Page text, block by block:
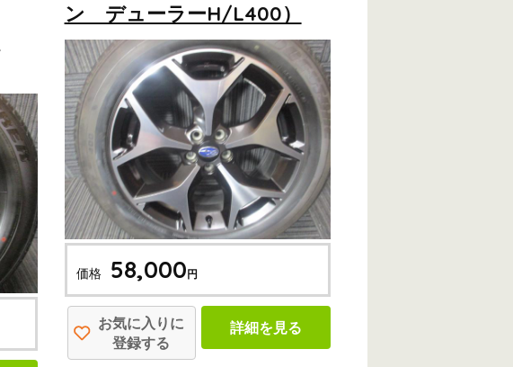
ン デューラーH/L400）
価格 58,000円
お気に入りに
登録する
詳細を見る